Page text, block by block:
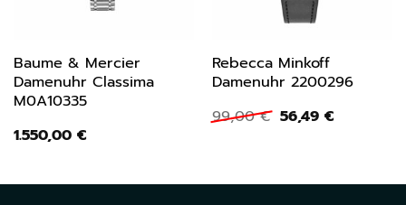
Baume & Mercier
Damenuhr Classima
M0A10335
1.550,00 €
Rebecca Minkoff
Damenuhr 2200296
99,00€ Ursprünglicher
Preis
56,49 €Aktueller